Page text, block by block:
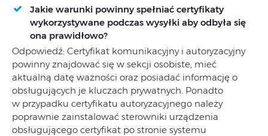
Jakie warunki powinny spełniać certyfikaty
wykorzystywane podczas wysyłki aby odbyła się
ona prawidłowo?
Odpowiedź: Certyfikat komunikacyjny i autoryzacyjny
powinny znajdować się w sekcji osobiste, mieć
aktualną datę ważności oraz posiadać informację o
obsługujących je kluczach prywatnych. Ponadto
w przypadku certyfikatu autoryzacyjnego należy
poprawnie zainstalować sterowniki urządzenia
obsługującego certyfikat po stronie systemu